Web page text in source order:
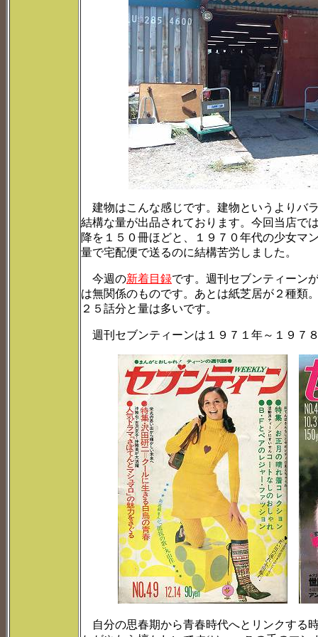
建物はこんな感じです。建物というよりバ
結構な量が出品されております。今回当店で
降を１５０冊ほどと、１９７０年代の少女マ
量で宅配便で送るのに結構苦労しました。
今週の新着目録です。週刊セブンティーン
は無関係のものです。あとは紙芝居が２種類
２５話分と量は多いです。
週刊セブンティーンは１９７１年～１９７
自分の思春期から青春時代へとリンクする